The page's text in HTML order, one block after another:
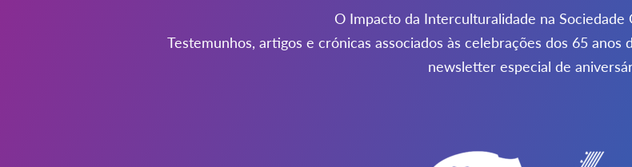
O Impacto da Interculturalidade na Sociedade
Testemunhos, artigos e crónicas associados às celebrações dos 65
newsletter especial de